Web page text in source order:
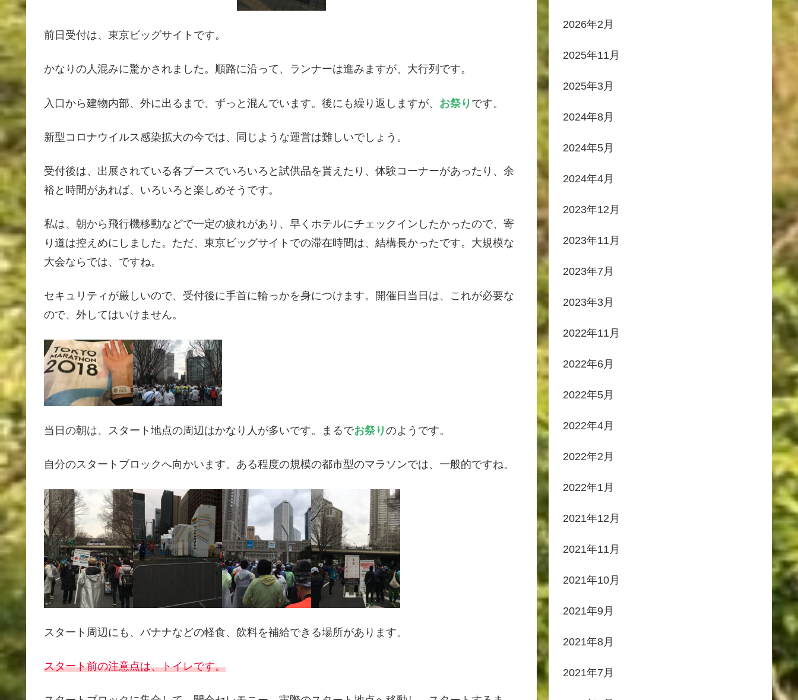
前日受付は、東京ビッグサイトです。
かなりの人混みに驚かされました。順路に沿って、ランナーは進みますが、大行列です。
入口から建物内部、外に出るまで、ずっと混んでいます。後にも繰り返しますが、 お祭り です。
新型コロナウイルス感染拡大の今では、同じような運営は難しいでしょう。
受付後は、出展されている各ブースでいろいろと試供品を貰えたり、体験コーナーがあったり、余
裕と時間があれば、いろいろと楽しめそうです。
私は、朝から飛行機移動などで一定の疲れがあり、早くホテルにチェックインしたかったので、寄
り道は控えめにしました。ただ、東京ビッグサイトでの滞在時間は、結構長かったです。大規模な
大会ならでは、ですね。
セキュリティが厳しいので、受付後に手首に輪っかを身につけます。開催日当日は、これが必要な
ので、外してはいけません。
当日の朝は、スタート地点の周辺はかなり人が多いです。まるでお祭りのようです。
自分のスタートブロックへ向かいます。ある程度の規模の都市型のマラソンでは、一般的ですね。
スタート周辺にも、バナナなどの軽食、飲料を補給できる場所があります。
スタート前の注意点は、トイレです。
2026年2月
2025年11月
2025年3月
2024年8月
2024年5月
2024年4月
2023年12月
2023年11月
2023年7月
2023年3月
2022年11月
2022年6月
2022年5月
2022年4月
2022年2月
2022年1月
2021年12月
2021年11月
2021年10月
2021年9月
2021年8月
2021年7月